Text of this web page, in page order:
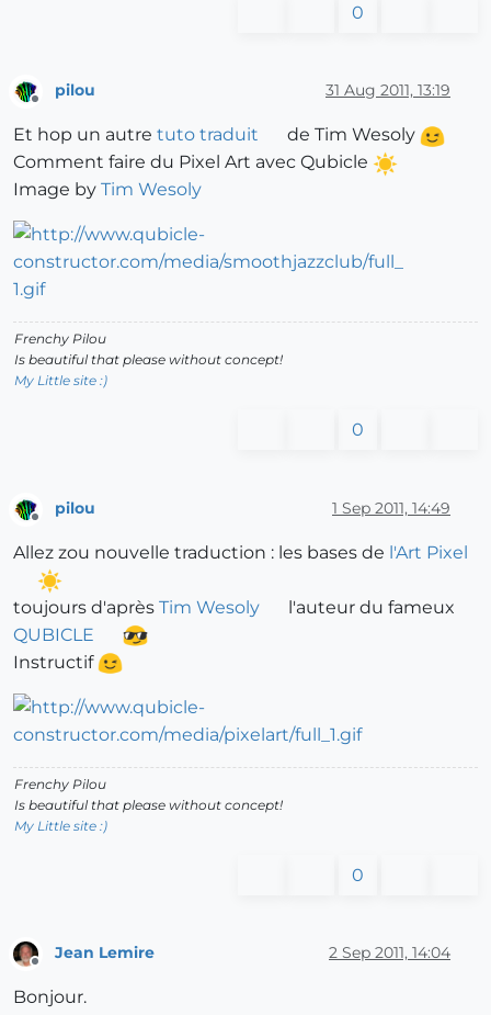
0
pilou 31 Aug 2011, 13:19
Et hop un autre tuto traduit
de Tim Wesoly
Comment faire du Pixel Art avec Qubicle
Image by Tim Wesoly
Frenchy Pilou
Is beautiful that please without concept!
My Little site :)
0
Offline
pilou 1 Sep 2011, 14:49
Allez zou nouvelle traduction : les bases de l'Art Pixel
toujours d'après Tim Wesoly
l'auteur du fameux
QUBICLE
Instructif
Frenchy Pilou
Is beautiful that please without concept!
My Little site :)
0
Jean Lemire 2 Sep 2011, 14:04
Bonjour.